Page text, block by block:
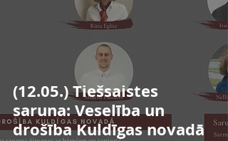
(12.05.) Tiešsaistes
saruna: Veselība un
drošība Kuldīgas novadā